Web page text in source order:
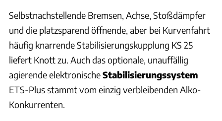
Selbstnachstellende Bremsen, Achse, Stoßdämpfer
und die platzsparend öffnende, aber bei Kurvenfahrt
häufig knarrende Stabilisierungskupplung KS 25
liefert Knott zu. Auch das optionale, unauffällig
agierende elektronischeStabilisierungssystem
ETS-Plus stammt vom einzig verbleibenden Alko-
Konkurrenten.